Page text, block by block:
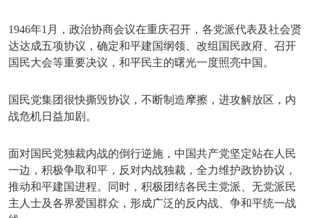
1946年1月，政治协商会议在重庆召开，各党派代表及社会贤
达达成五项协议，确定和平建国纲领、改组国民政府、召开
国民大会等重要决议，和平民主的曙光一度照亮中国。
国民党集团很快撕毁协议，不断制造摩擦，进攻解放区，内
战危机日益加剧。
面对国民党独裁内战的倒行逆施，中国共产党坚定站在人民
一边，积极争取和平，反对内战独裁，全力维护政协协议，
推动和平建国进程。同时，积极团结各民主党派、无党派民
主人士及各界爱国群众，形成广泛的反内战、争和平统一战